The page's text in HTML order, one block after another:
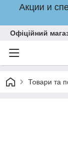
Акции и
Офіційний
Товари та